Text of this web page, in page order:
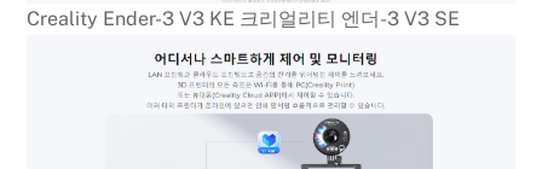
Creality Ender-3 V3 KE 크리얼리티 엔더-3 V3 SE